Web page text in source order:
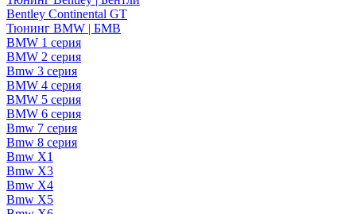
Bentley Continental GT
Тюнинг BMW | БМВ
BMW 1 серия
BMW 2 серия
Bmw 3 серия
BMW 4 серия
BMW 5 серия
BMW 6 серия
Bmw 7 серия
Bmw 8 серия
Bmw X1
Bmw X3
Bmw X4
Bmw X5